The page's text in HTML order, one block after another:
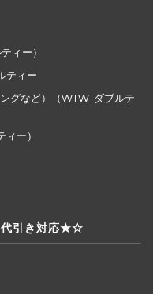
ィー）
ティー
グなど）（WTW-ダブルテ
ー）
代引き対応★☆